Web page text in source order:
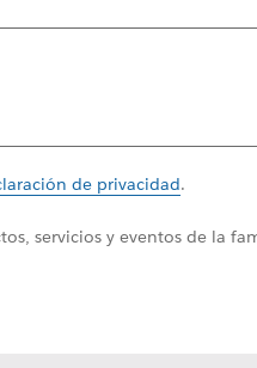
de privacidad.
servicios y eventos de la